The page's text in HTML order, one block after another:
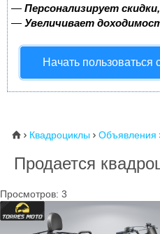
— Персонализирует
— Увеличивает
Начать пользоваться
⌂  Квадроциклы  Объявления
Продается
Просмотров: 3